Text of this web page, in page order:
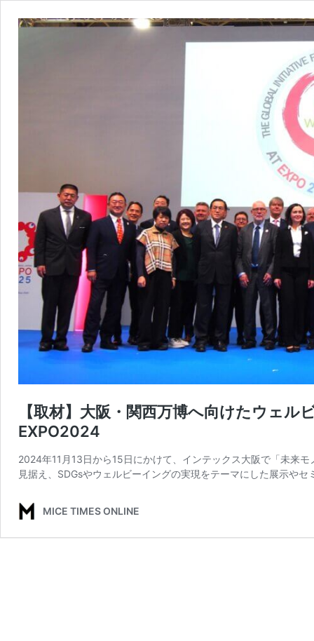
【取材】大阪・関西万博へ向けたウェ
EXPO2024
2024年11月13日から15日にかけて、インテックス大阪で「未来
見据え、SDGsやウェルビーイングの実現をテーマにした展示や
MICE TIMES ONLINE